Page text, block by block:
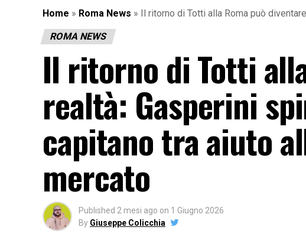
Home » Roma News » Il ritorno di Totti alla Roma può
ROMA NEWS
Il ritorno di Totti
realtà: Gasperini
capitano tra aiuto
mercato
Published 2 mesi ago on 1 Giugno 2026
By Giuseppe Colicchia